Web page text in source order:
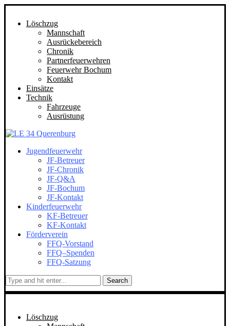
Löschzug
Mannschaft
Ausrückebereich
Chronik
Partnerfeuerwehren
Feuerwehr Bochum
Kontakt
Einsätze
Technik
Fahrzeuge
Ausrüstung
Jugendfeuerwehr
JF-Betreuer
JF-Chronik
JF-Q&A
JF-Bochum
JF-Kontakt
Kinderfeuerwehr
KF-Betreuer
KF-Kontakt
Förderverein
FFQ-Vorstand
FFQ–Spenden
FFQ-Satzung
Search
Löschzug